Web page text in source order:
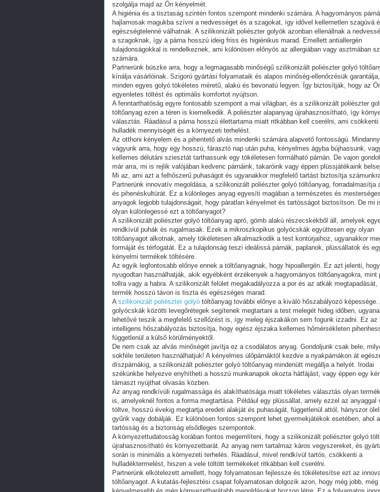
szolgálja majd az Ön kényelmét.
A higiénia és a tisztaság szintén fontos szempont mindenki számára. A hagyományos
hajlamosak magukba szívni a nedvességet és a szagokat, így idővel kellemetlen szagúvá
egészségtelenné válhatnak. A szilikonizált poliészter golyók azonban ellenállnak a
a szagoknak, így a párna hosszú ideig friss és higiénikus marad. Emellett antiallergén
tulajdonságokkal is rendelkeznek, ami különösen előnyös az allergiában vagy asztmában
számára.
Partnerünk büszke arra, hogy a legmagasabb minőségű szilikonizált poliészter golyó
kínálja vásárlóinak. Szigorú gyártási folyamataik és alapos minőség-ellenőrzésük
minden egyes golyó tökéletes méretű, alakú és bevonatú legyen. Így biztosítják, hogy az
egyenletes töltést és optimális komfortot nyújtson.
A fenntarthatóság egyre fontosabb szempont a mai világban, és a szilikonizált poliészter
töltőanyag ezen a téren is kiemelkedik. A poliészter alapanyag újrahasznosítható, így
választás. Ráadásul a párna hosszú élettartama miatt ritkábban kell cserélni, ami csökkenti
hulladék mennyiségét és a környezeti terhelést.
Az otthoni kényelem és a pihentető alvás mindenki számára alapvető fontosságú.
vágyunk arra, hogy egy hosszú, fárasztó nap után puha, kényelmes ágyba bújhassunk,
kellemes délutáni sziesztát tarthassunk egy tökéletesen formálható párnán. De vajon
már arra, mi is rejlik valójában kedvenc párnáink, takaróink vagy éppen plüssjátékaink
Mi az, ami azt a felhőszerű puhaságot és ugyanakkor megfelelő tartást biztosítja
Partnerünk innovatív megoldása, a szilikonizált poliészter golyó töltőanyag, forradalmasítja
és pihenéskultúrát. Ez a különleges anyag egyesíti magában a természetes és mesterséges
anyagok legjobb tulajdonságait, hogy páratlan kényelmet és tartósságot biztosítson. De mi
olyan különlegessé ezt a töltőanyagot?
A szilikonizált poliészter golyó töltőanyag apró, gömb alakú részecskékből áll, amelyek
rendkívül puhák és rugalmasak. Ezek a mikroszkopikus golyócskák együttesen egy olyan
töltőanyagot alkotnak, amely tökéletesen alkalmazkodik a test kontúrjaihoz, ugyanakkor
formáját és térfogatát. Ez a tulajdonság teszi ideálissá párnák, paplanok, plüssállatok és
kényelmi termékek töltésére.
Az egyik legfontosabb előnye ennek a töltőanyagnak, hogy hipoallergén. Ez azt jelenti,
nyugodtan használhatják, akik egyébként érzékenyek a hagyományos töltőanyagokra, mint
tollra vagy a habra. A szilikonizált felület megakadályozza a por és az atkák megtapadását,
termék hosszú távon is tiszta és egészséges marad.
A szilikonizált poliészter golyó töltőanyag további előnye a kiváló hőszabályozó képessége.
golyócskák közötti levegőrétegek segítenek megtartani a test melegét hideg időben,
lehetővé teszik a megfelelő szellőzést is, így meleg éjszakákon sem fogunk izzadni. Ez az
intelligens hőszabályozás biztosítja, hogy egész éjszaka kellemes hőmérsékleten
függetlenül a külső körülményektől.
De nem csak az alvás minőségét javítja ez a csodálatos anyag. Gondoljunk csak bele,
sokféle területen használhatjuk! A kényelmes ülőpárnáktól kezdve a nyakpárnákon át
díszpárnákig, a szilikonizált poliészter golyó töltőanyag mindenütt megállja a helyét. Irodai
székünkbe helyezve enyhítheti a hosszú munkanapok okozta hátfájást, vagy éppen egy
támaszt nyújthat olvasás közben.
Az anyag rendkívüli rugalmassága és alakíthatósága miatt tökéletes választás olyan
is, amelyeknél fontos a forma megtartása. Például egy plüssállat, amely ezzel az anyaggal
töltve, hosszú évekig megtartja eredeti alakját és puhaságát, függetlenül attól, hányszor
gyűrik vagy dobálják. Ez különösen fontos szempont lehet gyermekjátékok esetében, ahol a
tartósság és a biztonság elsődleges szempontok.
A környezettudatosság korában fontos megemlíteni, hogy a szilikonizált poliészter golyó
újrahasznosítható és környezetbarát. Az anyag nem tartalmaz káros vegyszereket, és
során is minimális a környezeti terhelés. Ráadásul, mivel rendkívül tartós, csökkenti a
hulladéktermelést, hiszen a vele töltött termékeket ritkábban kell cserélni.
Partnerünk elkötelezett amellett, hogy folyamatosan fejlessze és tökéletesítse ezt az
töltőanyagot. A kutatás-fejlesztési csapat folyamatosan dolgozik azon, hogy még jobb, még